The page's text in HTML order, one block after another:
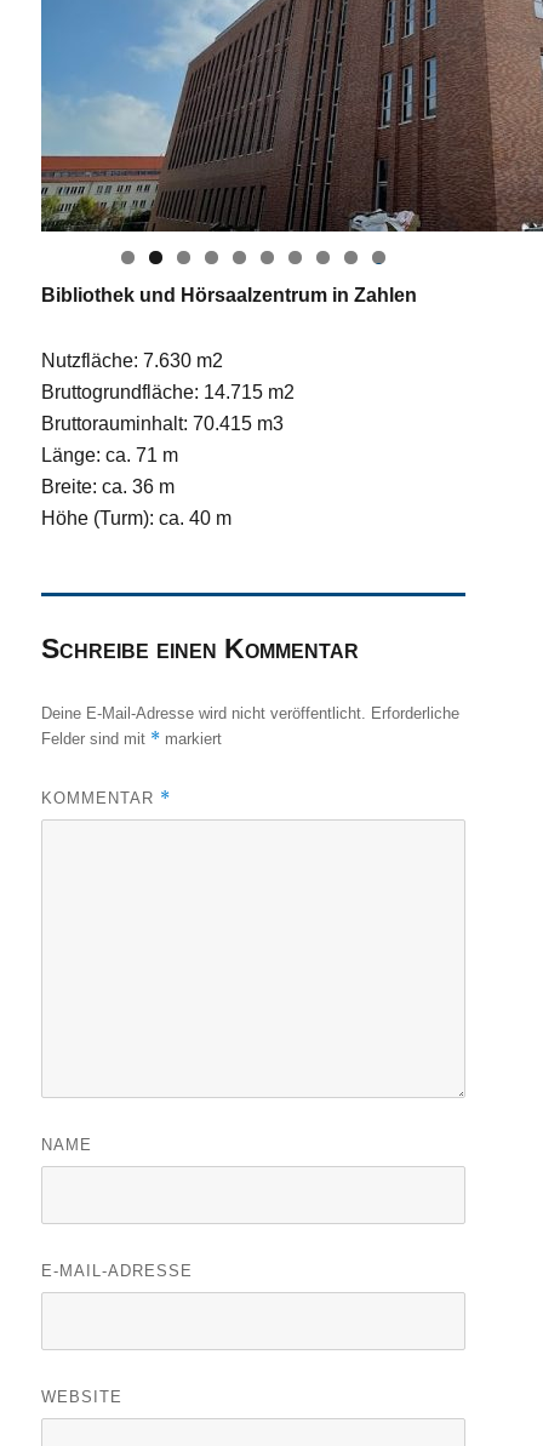
0
Bibliothek und Hörsaalzentrum in Zahlen
Nutzfläche: 7.630 m2
Bruttogrundfläche: 14.715 m2
Bruttorauminhalt: 70.415 m3
Länge: ca. 71 m
Breite: ca. 36 m
Höhe (Turm): ca. 40 m
Schreibe einen Kommentar
Deine E-Mail-Adresse wird nicht veröffentlicht. Erforderliche
Felder sind mit * markiert
KOMMENTAR *
NAME
E-MAIL-ADRESSE
WEBSITE